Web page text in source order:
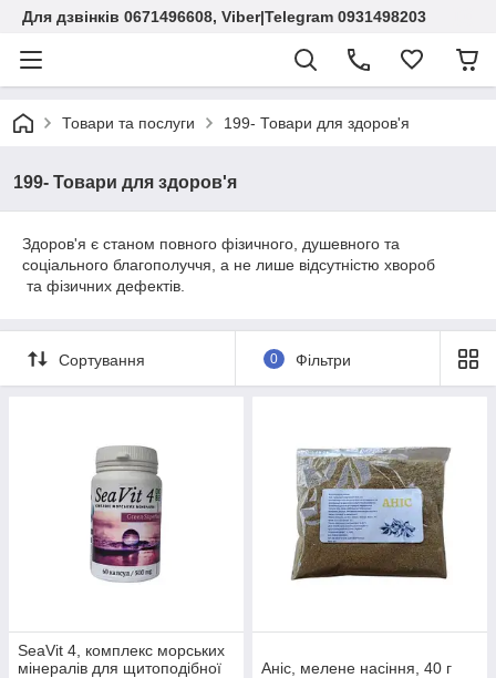
Для дзвінків 0671496608, Viber|Telegram 0931498203
Товари та послуги 199- Товари для здоров'я
199- Товари для здоров'я
Здоров'я є станом повного фізичного, душевного та
соціального благополуччя, а не лише відсутністю хвороб
та фізичних дефектів.
Сортування 0 Фільтри
SeaVit 4, комплекс морських
мінералів для щитоподібної
Аніс, мелене насіння, 40 г